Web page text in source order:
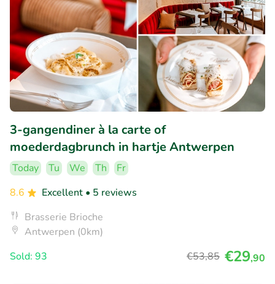
3-gangendiner à la carte of
moederdagbrunch in hartje Antwerpen
Today Tu We Th
Fr
8.6
Excellent • 5 reviews
Brasserie Brioche
Antwerpen (0km)
Sold: 93
€53,85 €29,90